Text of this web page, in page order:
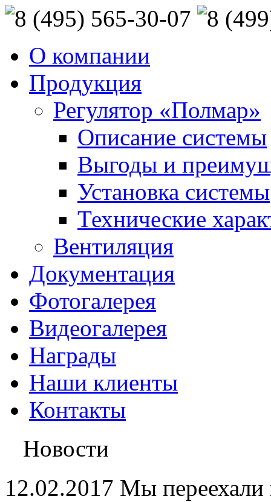
О компании
Продукция
Регулятор «Полмар»
Описание системы
Выгоды и
Установка системы
Технические
Вентиляция
Документация
Фотогалерея
Видеогалерея
Награды
Наши клиенты
Контакты
Новости
12.02.2017 Мы